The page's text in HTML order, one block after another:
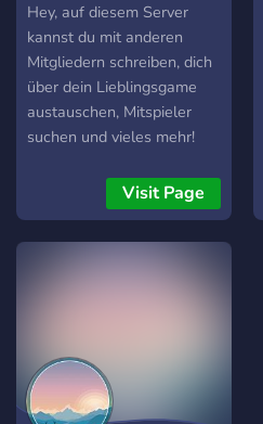
Hey, auf diesem Server
kannst du mit anderen
Mitgliedern schreiben, dich
über dein Lieblingsgame
austauschen, Mitspieler
suchen und vieles mehr!
eine nette Community um
sich über Gaming und mehr
zu unterhalten. -
regelmäßige Giveaways. -
eigenen Sprachkanäle zu
erstellen und diese dann zu
verwalten. - einen
Visit Page